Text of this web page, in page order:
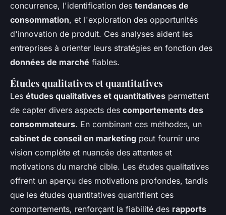
concurrence, l'identification des tendances de
consommation, et l'exploration des opportunités
d'innovation de produit. Ces analyses aident les
entreprises à orienter leurs stratégies en fonction des
données de marché fiables.
Études qualitatives et quantitatives
Les études qualitatives et quantitatives permettent
de capter divers aspects des comportements des
consommateurs. En combinant ces méthodes, un
cabinet de conseil en marketing peut fournir une
vision complète et nuancée des attentes et
motivations du marché cible. Les études qualitatives
offrent un aperçu des motivations profondes, tandis
que les études quantitatives quantifient ces
comportements, renforçant la fiabilité des rapports